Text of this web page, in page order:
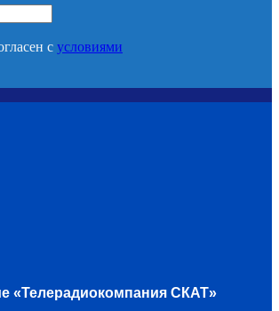
с условиями
«Телерадиокомпания СКАТ»